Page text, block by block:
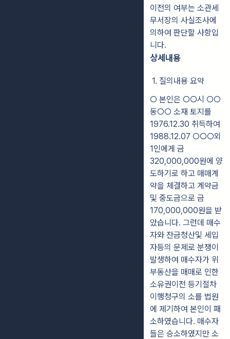
이전의 여부는 소관세
무서장의 사실조사에
의하여 판단할 사항입
니다.
상세내용
1. 질의내용 요약
○ 본인은 ○○시 ○○
동○○ 소재 토지를
1976.12.30 취득하여
1988.12.07 ○○○외
1인에게 금
320,000,000원에 양
도하기로 하고 매매계
약을 체결하고 계약금
및 중도금으로 금
170,000,000원을 받
았습니다. 그런데 매수
자와 잔금청산및 세입
자등의 문제로 분쟁이
발생하여 매수자가 위
부동산을 매매로 인한
소유권이전 등기절차
이행청구의 소를 법원
에 제기하여 본인이 패
소하였습니다. 매수자
들은 승소하였지만 소